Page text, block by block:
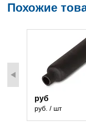
Похожие
руб
руб. / шт